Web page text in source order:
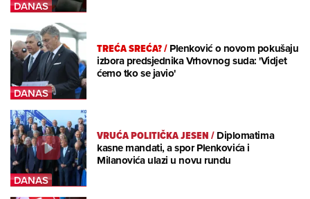
TREĆA SREĆA?/Plenković o novom pokušaju
izbora predsjednika Vrhovnog suda: 'Vidjet
ćemo tko se javio'
VRUĆA POLITIČKA JESEN/Diplomatima
kasne mandati, a spor Plenkovića i
Milanovića ulazi u novu rundu